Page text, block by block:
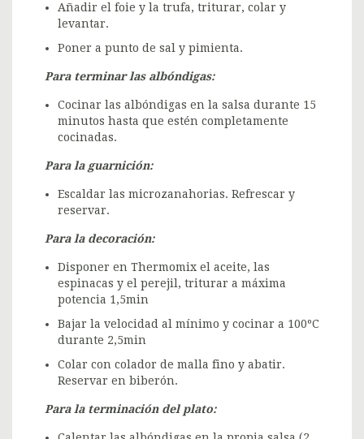
Añadir el foie y la trufa, triturar, colar y
levantar.
Poner a punto de sal y pimienta.
Para terminar las albóndigas:
Cocinar las albóndigas en la salsa durante 15
minutos hasta que estén completamente
cocinadas.
Para la guarnición:
Escaldar las microzanahorias. Refrescar y
reservar.
Para la decoración:
Disponer en Thermomix el aceite, las
espinacas y el perejil, triturar a máxima
potencia 1,5min
Bajar la velocidad al mínimo y cocinar a 100ºC
durante 2,5min
Colar con colador de malla fino y abatir.
Reservar en biberón.
Para la terminación del plato: